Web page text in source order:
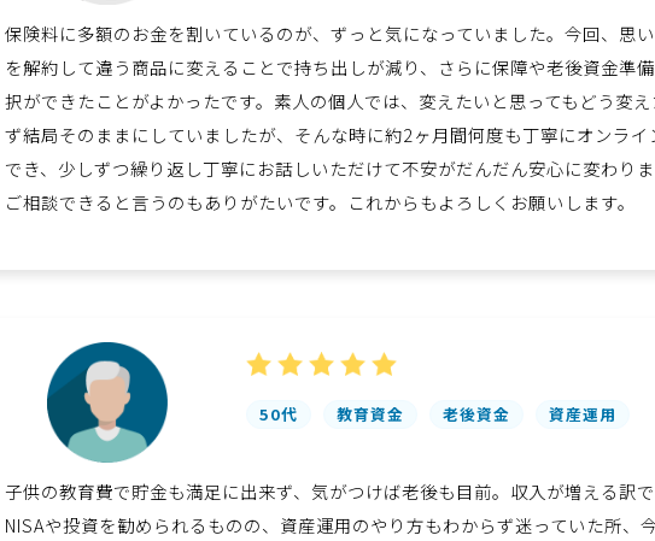
保険料に多額のお金を割いているのが、ずっと気になっていました。今回、思
を解約して違う商品に変えることで持ち出しが減り、さらに保障や老後資金準
択ができたことがよかったです。素人の個人では、変えたいと思ってもどう変
ず結局そのままにしていましたが、そんな時に約2ヶ月間何度も丁寧にオンライ
でき、少しずつ繰り返し丁寧にお話しいただけて不安がだんだん安心に変わり
ご相談できると言うのもありがたいです。これからもよろしくお願いします。
50代 教育資金 老後資金 資産運用
子供の教育費で貯金も満足に出来ず、気がつけば老後も目前。収入が増える訳で
NISAや投資を勧められるものの、資産運用のやり方もわからず迷っていた所、